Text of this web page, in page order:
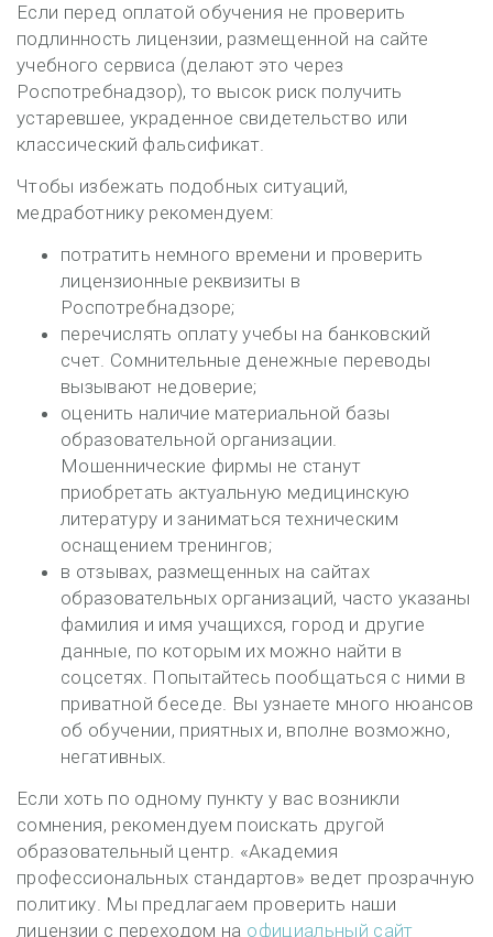
Если перед оплатой обучения не проверить
подлинность лицензии, размещенной на сайте
учебного сервиса (делают это через
Роспотребнадзор), то высок риск получить
устаревшее, украденное свидетельство или
классический фальсификат.
Чтобы избежать подобных ситуаций,
медработнику рекомендуем:
потратить немного времени и проверить
лицензионные реквизиты в
Роспотребнадзоре;
перечислять оплату учебы на банковский
счет. Сомнительные денежные переводы
вызывают недоверие;
оценить наличие материальной базы
образовательной организации.
Мошеннические фирмы не станут
приобретать актуальную медицинскую
литературу и заниматься техническим
оснащением тренингов;
в отзывах, размещенных на сайтах
образовательных организаций, часто указаны
фамилия и имя учащихся, город и другие
данные, по которым их можно найти в
соцсетях. Попытайтесь пообщаться с ними в
приватной беседе. Вы узнаете много нюансов
об обучении, приятных и, вполне возможно,
негативных.
Если хоть по одному пункту у вас возникли
сомнения, рекомендуем поискать другой
образовательный центр. «Академия
профессиональных стандартов» ведет прозрачную
политику. Мы предлагаем проверить наши
лицензии с переходом на официальный сайт